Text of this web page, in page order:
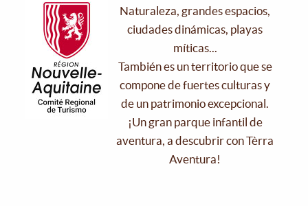
Naturaleza, grandes espacios,
ciudades dinámicas, playas
míticas...
También es un territorio que se
compone de fuertes culturas y
de un patrimonio excepcional.
¡Un gran parque infantil de
aventura, a descubrir con Tèrra
Aventura!